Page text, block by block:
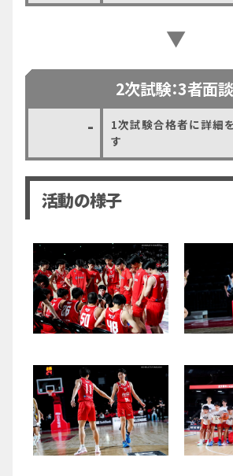
▼
2次試験：3者面談
-
1次試験合格者に詳細
す
活動の様子